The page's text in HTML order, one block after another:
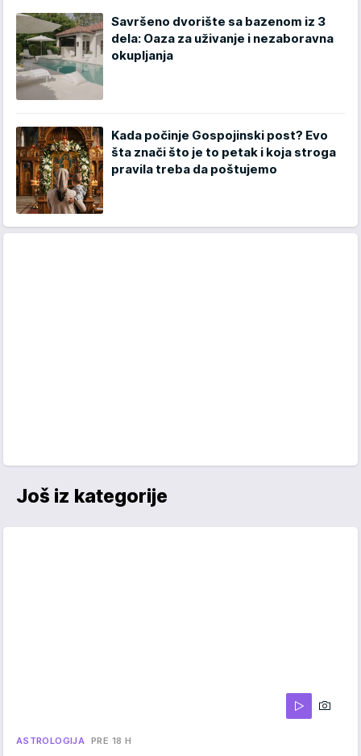
Savršeno dvorište sa bazenom iz 3
dela: Oaza za uživanje i nezaboravna
okupljanja
Kada počinje Gospojinski post? Evo
šta znači što je to petak i koja stroga
pravila treba da poštujemo
Još iz kategorije
ASTROLOGIJA PRE 18 H